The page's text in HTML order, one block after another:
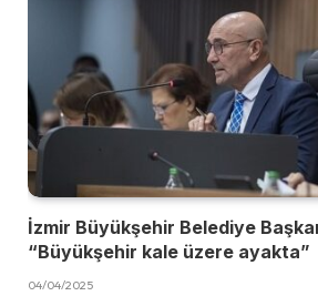
İzmir Büyükşehir Belediye
“Büyükşehir kale üzere ayakta”
04/04/2025